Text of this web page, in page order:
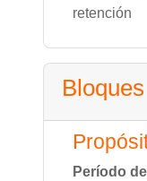
retención
Bloques
Período